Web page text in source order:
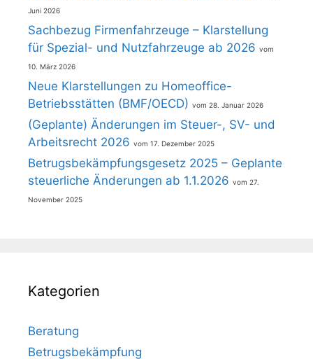
Juni 2026
Sachbezug Firmenfahrzeuge – Klarstellung
für Spezial- und Nutzfahrzeuge ab 2026
10. März 2026
Neue Klarstellungen zu Homeoffice-
Betriebsstätten (BMF/OECD)
28. Januar 2026
(Geplante) Änderungen im Steuer-, SV- und
Arbeitsrecht 2026
17. Dezember 2025
Betrugsbekämpfungsgesetz 2025 – Geplante
steuerliche Änderungen ab 1.1.2026
27.
November 2025
Kategorien
Beratung
Betrugsbekämpfung